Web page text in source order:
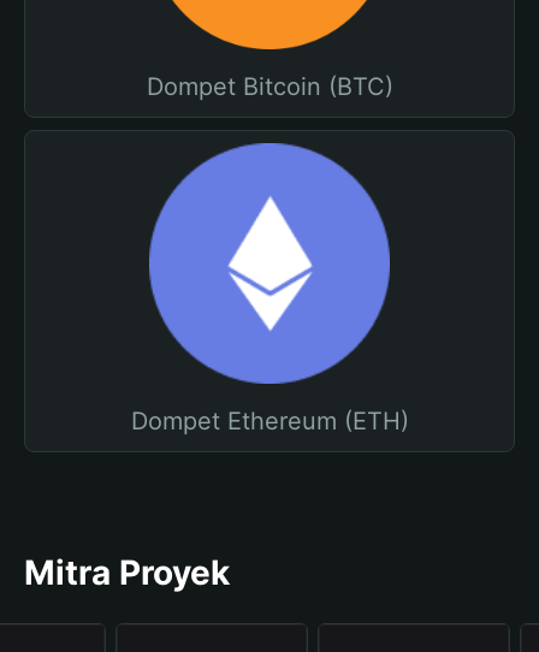
Dompet Bitcoin (BTC)
Dompet Ethereum (ETH)
Mitra Proyek